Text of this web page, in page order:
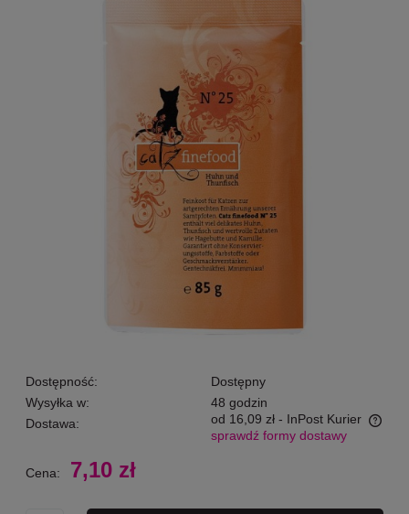
Dostępność:
Dostępny
Wysyłka w:
48 godzin
Dostawa:
od 16,09 zł - InPost Kurier
Cena nie zawiera ewentualnych kosztów płatności
sprawdź formy dostawy
Cena: 7,10 zł